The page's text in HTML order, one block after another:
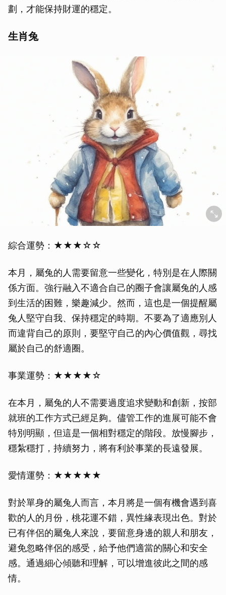
劃，才能保持財運的穩定。
生肖兔
綜合運勢：★★★☆☆
本月，屬兔的人需要留意一些變化，特別是在人際關
係方面。強行融入不適合自己的圈子會讓屬兔的人感
到生活的困難，樂趣減少。然而，這也是一個提醒屬
兔人堅守自我、保持穩定的時期。不要為了適應別人
而違背自己的原則，要堅守自己的內心價值觀，尋找
屬於自己的舒適圈。
事業運勢：★★★★☆
在本月，屬兔的人不需要過度追求變動和創新，按部
就班的工作方式已經足夠。儘管工作的進展可能不會
特別明顯，但這是一個相對穩定的階段。放慢腳步，
穩紮穩打，持續努力，將有利於事業的長遠發展。
愛情運勢：★★★★★
對於單身的屬兔人而言，本月將是一個有機會遇到喜
歡的人的月份，桃花運不錯，異性緣表現出色。對於
已有伴侶的屬兔人來說，要留意身邊的親人和朋友，
避免忽略伴侶的感受，給予他們適當的關心和安全
感。通過細心傾聽和理解，可以增進彼此之間的感
情。